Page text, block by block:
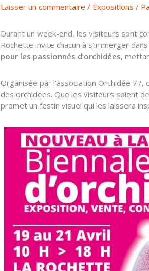
Laisser un commentaire / Expositions /
Durant un week-end, les visiteurs sont
Rochette invite chacun à s’immerger
pour les passionnés d’orchidées,
Organisée par l’association Orchidée
des orchidées. Que les visiteurs soient
promet un festin visuel qui les laissera